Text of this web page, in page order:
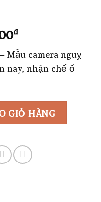
₫
hiện
tại
là:
Mẫu camera nguỵ
nay, nhận chế ổ
GIỎ HÀNG